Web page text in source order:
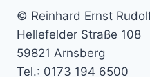
© Reinhard Ernst
Hellefelder Straße 108
59821 Arnsberg
Tel.: 0173 194 6500